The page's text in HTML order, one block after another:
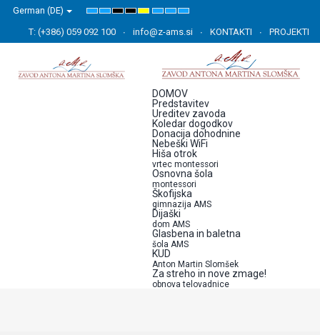
German (DE)
Default
NightHigh
Black
High
Black
Yellow
High
Yellow
Black
Set
Font
Set
Font
Set
Font
T: (+386) 059 092 100 info@z-ams.si KONTAKTI PROJEKTI
DOMOV
Predstavitev
Ureditev zavoda
Koledar dogodkov
Donacija dohodnine
Nebeški WiFi
Hiša otrok
vrtec montessori
Osnovna šola
montessori
Škofijska
gimnazija AMS
Dijaški
dom AMS
Glasbena in baletna
šola AMS
KUD
Anton Martin Slomšek
Za streho in nove zmage!
obnova telovadnice